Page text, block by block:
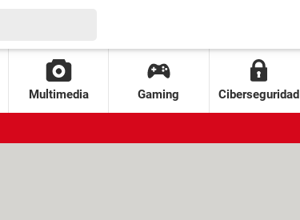
Multimedia Gaming Ciberseguridad